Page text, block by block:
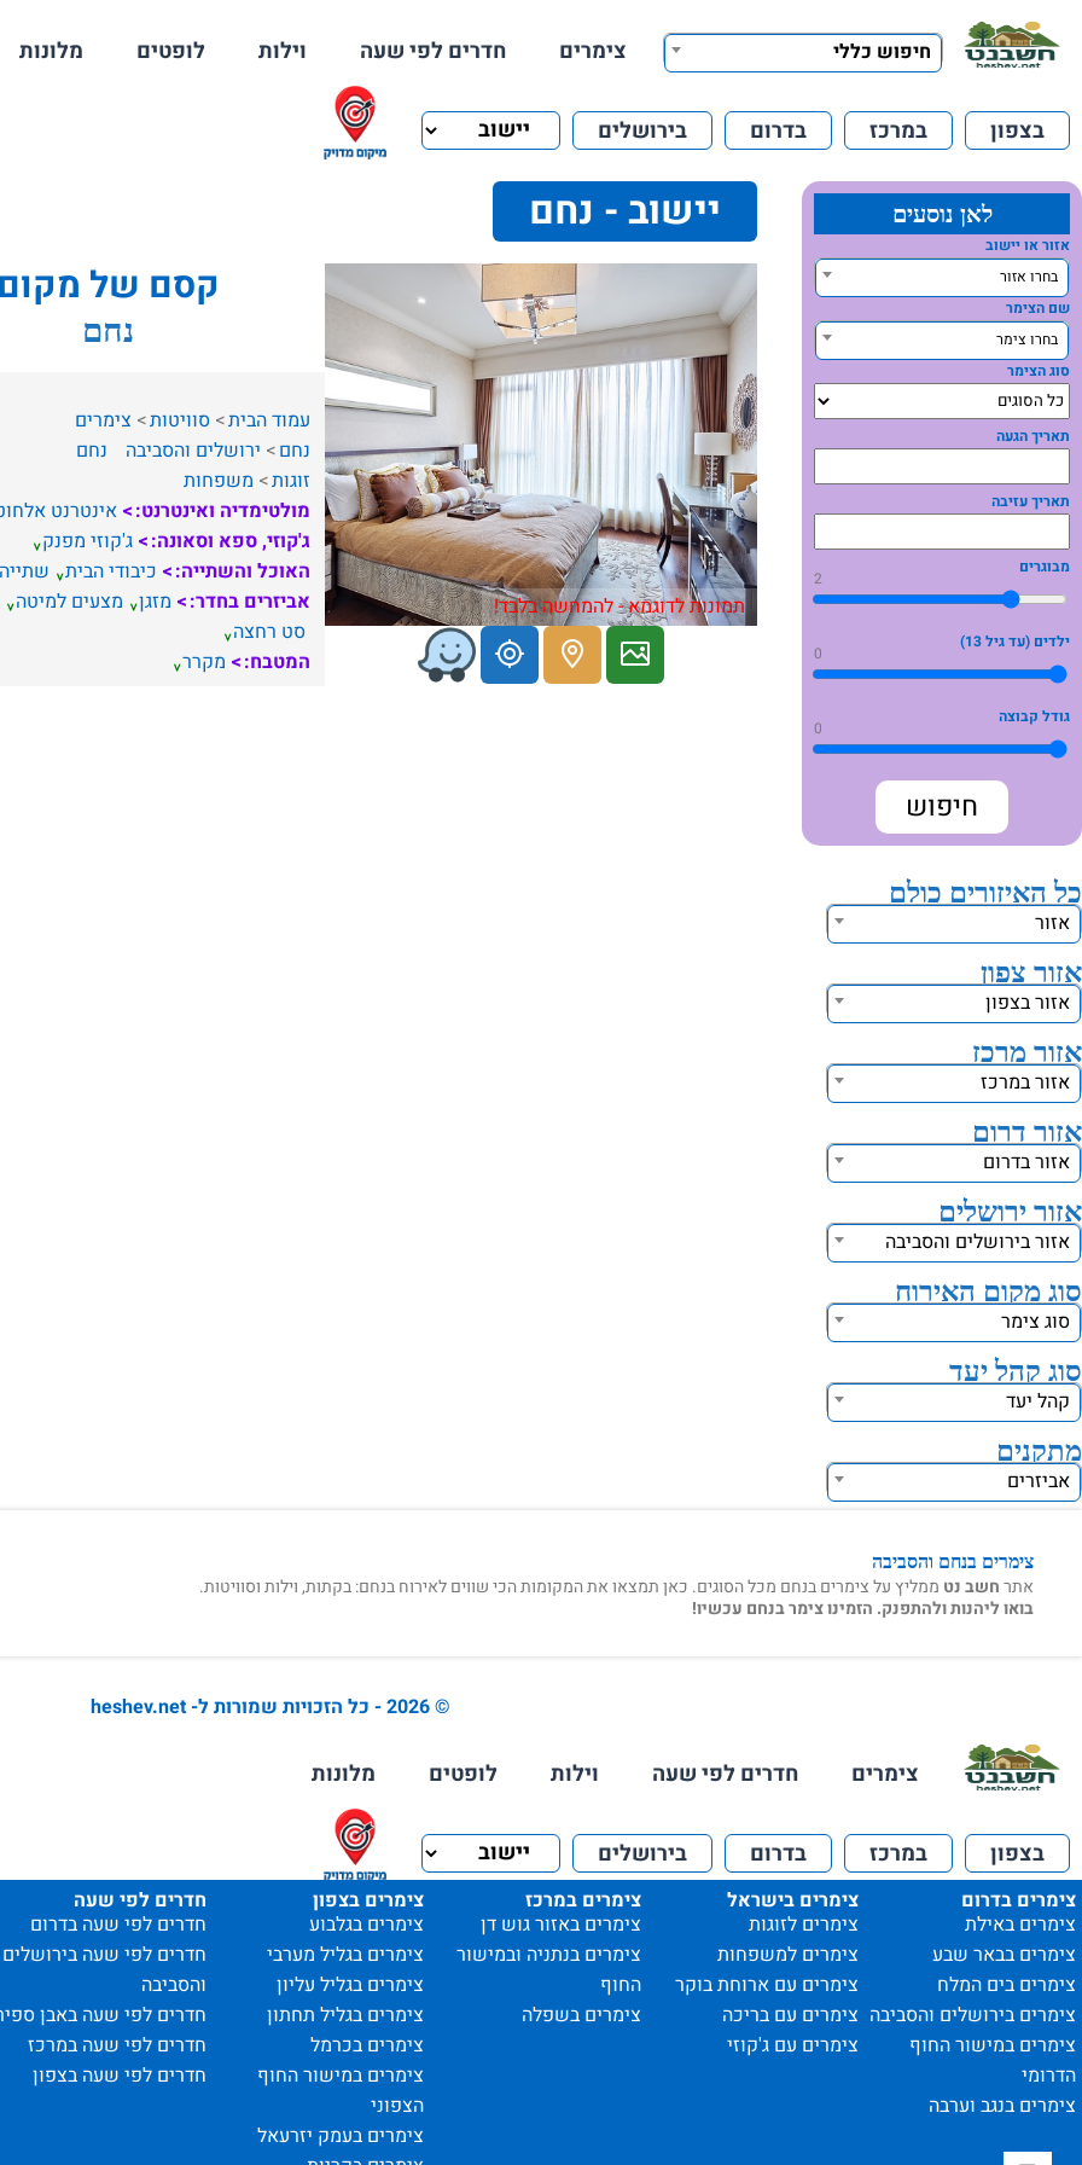
חיפוש כללי צימרים חדרים לפי שעה וילות לופטים מלונות
בצפון במרכז בדרום בירושלים
לאן נוסעים
אזור או יישוב
בחרו אזור
שם הצימר
בחרו צימר
סוג הצימר
תאריך הגעה
תאריך עזיבה
מבוגרים
2
ילדים (עד גיל 13)
0
גודל קבוצה
0
כל האיזורים כולם
אזור
אזור צפון
אזור בצפון
אזור מרכז
אזור במרכז
אזור דרום
אזור בדרום
אזור ירושלים
אזור בירושלים והסביבה
סוג מקום האירוח
סוג צימר
סוג קהל יעד
קהל יעד
מתקנים
אביזרים
יישוב - נחם
תמונות לדוגמא - להמחשה בלבד!
קסם של
נחם
עמוד הבית סוויטות
צימרים
נחם
ירושלים והסביבה
נחם
זוגות
משפחות
מולטימדיה ואינטרנט:
אינטרנט
ג'קוזי, ספא וסאונה:
ג'קוזי מפנק
האוכל והשתייה:
כיבודי הבית
אביזרים בחדר:
מזגן מצעים למיטה
סט רחצה
המטבח:
מקרר
צימרים בנחם והסביבה
אתרחשב נט ממליץ על צימרים בנחם מכל הסוגים. כאן תמצאו את המקומות הכי שווים לאירוח בנחם: בקתות, וילות וסוויטות.
בואו ליהנות ולהתפנק. הזמינו צימר בנחם עכשיו!
© 2026 - כל הזכויות שמורות ל- heshev.net
צימרים חדרים לפי שעה וילות לופטים מלונות
בצפון במרכז בדרום בירושלים
צימרים בדרום
צימרים באילת
צימרים בבאר שבע
צימרים בים המלח
צימרים בירושלים והסביבה
צימרים במישור החוף
הדרומי
צימרים בנגב וערבה
צימרים בישראל
צימרים לזוגות
צימרים למשפחות
צימרים עם ארוחת בוקר
צימרים עם בריכה
צימרים עם ג'קוזי
צימרים במרכז
צימרים באזור גוש דן
צימרים בנתניה ובמישור
החוף
צימרים בשפלה
צימרים בצפון
צימרים בגלבוע
צימרים בגליל מערבי
צימרים בגליל עליון
צימרים בגליל תחתון
צימרים בכרמל
צימרים במישור החוף
הצפוני
צימרים בעמק יזרעאל
חדרים לפי שעה
חדרים לפי שעה בדרום
חדרים לפי שעה בירושלים
והסביבה
חדרים לפי שעה באבן
חדרים לפי שעה במרכז
חדרים לפי שעה בצפון